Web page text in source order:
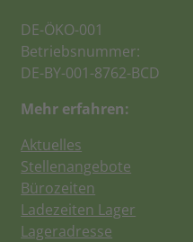
DE-ÖKO-001
Betriebsnummer:
DE-BY-001-8762-BCD
Mehr erfahren:
Aktuelles
Stellenangebote
Bürozeiten
Ladezeiten Lager
Lageradresse